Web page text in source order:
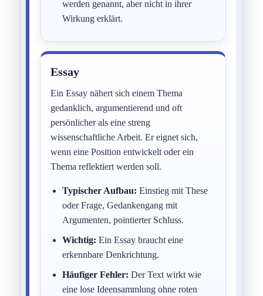
werden genannt, aber nicht in ihrer
Wirkung erklärt.
Essay
Ein Essay nähert sich einem Thema
gedanklich, argumentierend und oft
persönlicher als eine streng
wissenschaftliche Arbeit. Er eignet sich,
wenn eine Position entwickelt oder ein
Thema reflektiert werden soll.
Typischer Aufbau: Einstieg mit These
oder Frage, Gedankengang mit
Argumenten, pointierter Schluss.
Wichtig: Ein Essay braucht eine
erkennbare Denkrichtung.
Häufiger Fehler: Der Text wirkt wie
eine lose Ideensammlung ohne roten